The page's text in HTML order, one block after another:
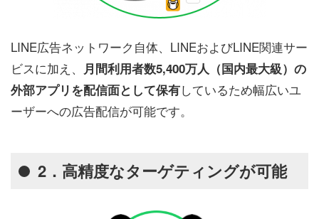
LINE広告ネットワーク自体、LINEおよびLINE関連サー
ビスに加え、
月間利用者数5,400万人（国内最大級）の
外部アプリを配信面として保有しているため幅広いユ
ーザーへの広告配信が可能です。
2．高精度なターゲティングが可能